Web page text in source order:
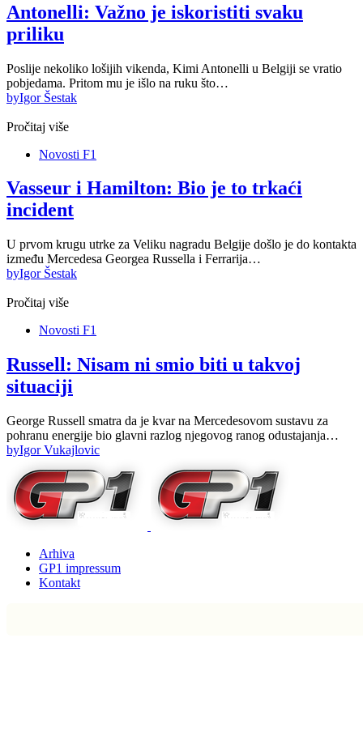
Antonelli: Važno je iskoristiti svaku
priliku
Poslije nekoliko lošijih vikenda, Kimi Antonelli u Belgiji se vratio
pobjedama. Pritom mu je išlo na ruku što…
byIgor Šestak
Pročitaj više
Novosti F1
Vasseur i Hamilton: Bio je to trkaći
incident
U prvom krugu utrke za Veliku nagradu Belgije došlo je do kontakta
između Mercedesa Georgea Russella i Ferrarija…
byIgor Šestak
Pročitaj više
Novosti F1
Russell: Nisam ni smio biti u takvoj
situaciji
George Russell smatra da je kvar na Mercedesovom sustavu za
pohranu energije bio glavni razlog njegovog ranog odustajanja…
byIgor Vukajlovic
Arhiva
GP1 impressum
Kontakt